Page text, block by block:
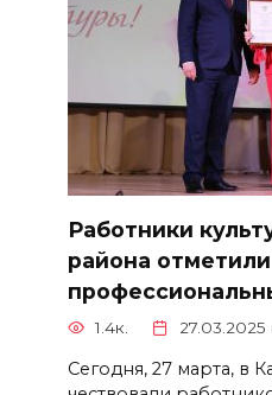
Работники
района
1.4к. 27.03.2025
Сегодня, 27 марта, в